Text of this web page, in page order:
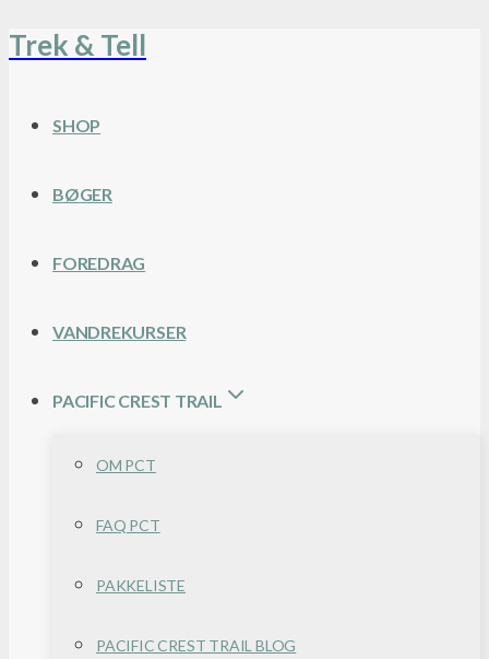
Fortsæt
Trek & Tell
SHOP
BØGER
FOREDRAG
VANDREKURSER
PACIFIC CREST TRAIL
OM PCT
FAQ PCT
PAKKELISTE
PACIFIC CREST TRAIL BLOG